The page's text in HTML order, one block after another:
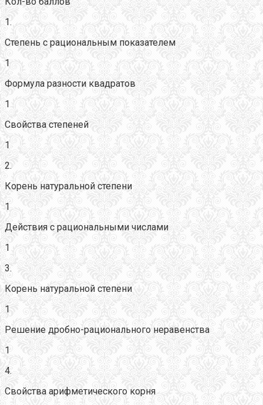
1.
Степень с рациональным показателем
1
Формула разности квадратов
1
Свойства степеней
1
2.
Корень натуральной степени
1
Действия с рациональными числами
1
3.
Корень натуральной степени
1
Решение дробно-рационального неравенства
1
4.
Свойства арифметического корня